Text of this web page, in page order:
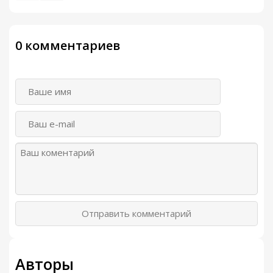
0 комментариев
Отправить комментарий
Авторы